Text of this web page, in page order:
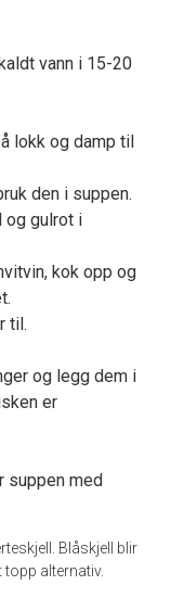
vann i 15-20
lokk og damp til
den i suppen.
og gulrot i
kok opp og
til.
og legg dem i
er
suppen med
Blåskjell blir
topp alternativ.